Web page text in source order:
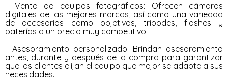
- Venta de equipos fotográficos: Ofrecen cámaras
digitales de las mejores marcas, así como una variedad
de accesorios como objetivos, trípodes, flashes y
baterías a un precio muy competitivo.
- Asesoramiento personalizado: Brindan asesoramiento
antes, durante y después de la compra para garantizar
que los clientes elijan el equipo que mejor se adapte a sus
necesidades.